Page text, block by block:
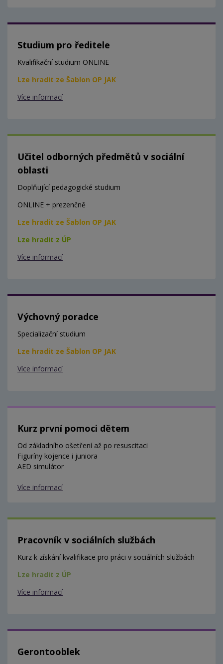
Studium pro ředitele
Kvalifikační studium ONLINE
Lze hradit ze Šablon OP JAK
Více informací
Učitel odborných předmětů v sociální
oblasti
Doplňující pedagogické studium
ONLINE + prezenčně
Lze hradit ze Šablon OP JAK
Lze hradit z ÚP
Více informací
Výchovný poradce
Specializační studium
Lze hradit ze Šablon OP JAK
Více informací
Kurz první pomoci dětem
Od základního ošetření až po resuscitaci
Figuríny kojence i juniora
AED simulátor
Více informací
Pracovník v sociálních službách
Kurz k získání kvalifikace pro práci v sociálních službách
Lze hradit z ÚP
Více informací
Gerontooblek